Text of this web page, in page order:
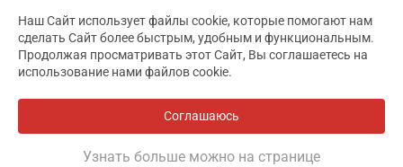
ТОВ «АПТЕКА 911.ЮА» Код ЄДРПОУ 43631965.
Отказ от ответственности
АПТЕКА911.ЮА
Наш Сайт использует файлы cookie, которые помогают нам
сделать Сайт более быстрым, удобным и функциональным.
Продолжая просматривать этот Сайт, Вы соглашаетесь на
использование нами файлов cookie.
Соглашаюсь
Узнать больше можно на странице
✕